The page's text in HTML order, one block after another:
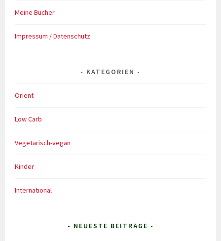
Meine Bücher
Impressum / Datenschutz
KATEGORIEN
Orient
Low Carb
Vegetarisch-vegan
Kinder
International
- NEUESTE BEITRÄGE -